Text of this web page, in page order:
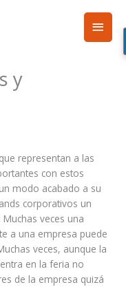
y
representan a las
con estos
modo acabado a su
corporativos un
veces una
a una empresa puede
veces, aunque la
en la feria no
de la empresa quizá